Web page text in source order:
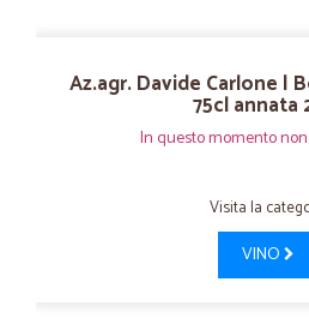
Az.agr. Davide Carlone |
75cl annata
In questo momento
Visita la
VINO